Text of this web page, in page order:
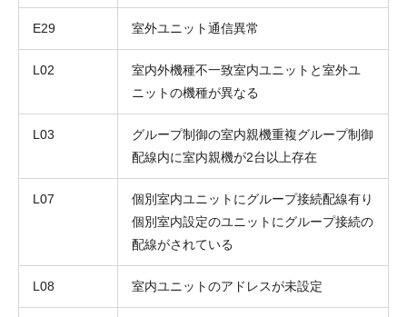
E29 室外ユニット通信異常
L02
室内外機種不一致室内ユニットと室外ユ
ニットの機種が異なる
L03
グループ制御の室内親機重複グループ制御
配線内に室内親機が2台以上存在
L07
個別室内ユニットにグループ接続配線有り
個別室内設定のユニットにグループ接続の
配線がされている
L08 室内ユニットのアドレスが未設定